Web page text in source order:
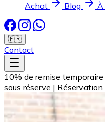
Achat Blog À
🇫🇷
Contact
10% de remise
sous réserve |